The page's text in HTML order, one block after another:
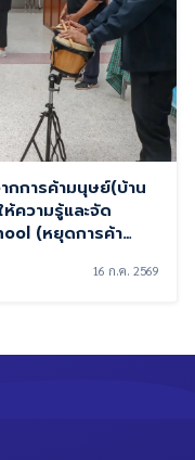
กการค้ามนุษย์(บ้าน
ความรู้และจัด
16 ก.ค. 2569